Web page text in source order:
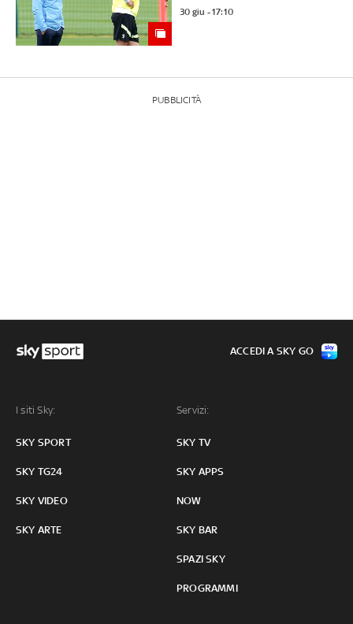
30 giu - 17:10
PUBBLICITÀ
I siti Sky:
SKY SPORT
SKY TG24
SKY VIDEO
SKY ARTE
Servizi:
SKY TV
SKY APPS
NOW
SKY BAR
SPAZI SKY
PROGRAMMI
ACCEDI A SKY GO